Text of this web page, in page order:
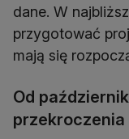
dane. W
przygotować
mają się
Od